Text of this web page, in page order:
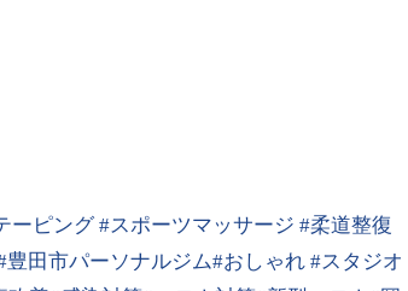
ーピング#スポーツマッサージ #柔道整復
豊田市パーソナルジム#おしゃれ #スタジオ